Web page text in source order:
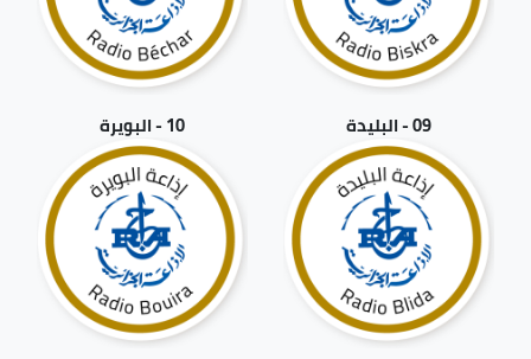
09 - البليدة 10 - البويرة